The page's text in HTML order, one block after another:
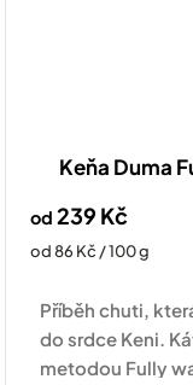
Keňa Duma
od 239 Kč
Měrná
od 86 Kč / 100 g
Příběh chuti,
do srdce Keni.
metodou Fully